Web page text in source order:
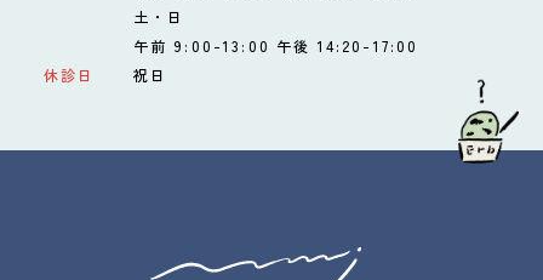
土・日
午前 9:00-13:00 午後 14:20-17:00
休診日
祝日